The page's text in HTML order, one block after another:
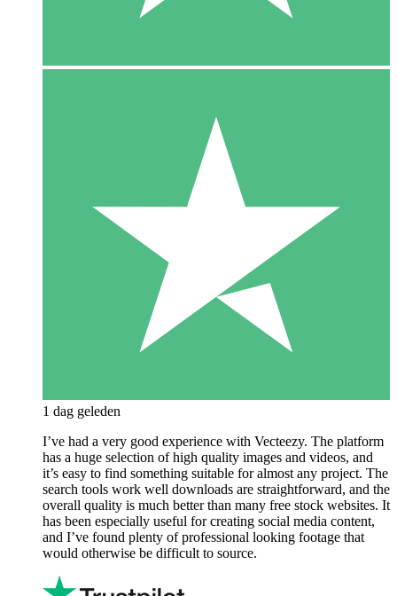
1 dag geleden
I’ve had a very good experience with Vecteezy. The platform
has a huge selection of high quality images and videos, and
it’s easy to find something suitable for almost any project. The
search tools work well downloads are straightforward, and the
overall quality is much better than many free stock websites. It
has been especially useful for creating social media content,
and I’ve found plenty of professional looking footage that
would otherwise be difficult to source.